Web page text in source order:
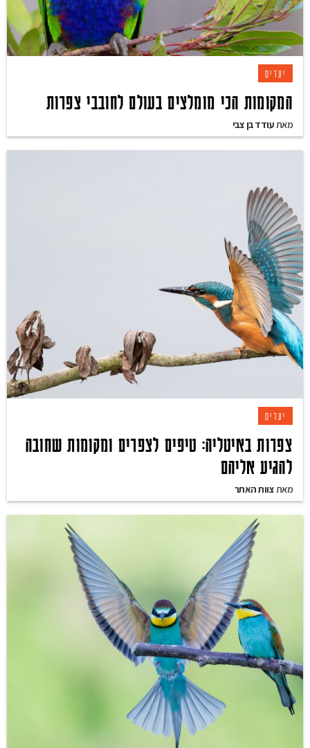
יעדים
המקומות הכי מומלצים בעולם לחובבי צפרות
מאתעודד בן צבי
יעדים
צפרות באיטליה: טיפים לצפרים ומקומות שחובה
להגיע אליהם
מאת צוות האתר